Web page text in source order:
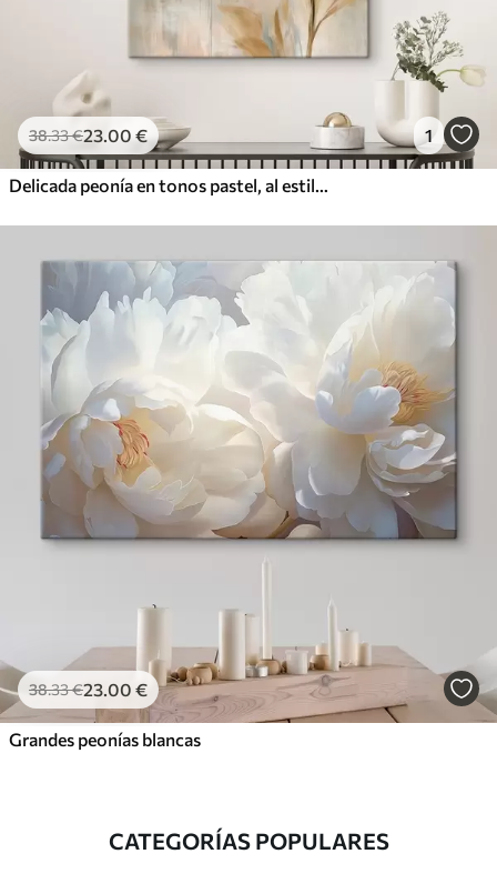
38.33€23.00 € 1
Delicada peonía en tonos pastel, al estilo de una pintura al óleo
38.33€23.00 €
Grandes peonías blancas
CATEGORÍAS POPULARES